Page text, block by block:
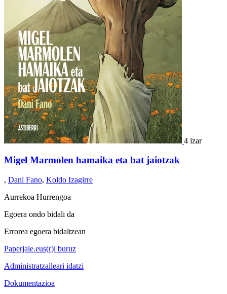
4 izar
Migel Marmolen hamaika eta bat jaiotzak
, Dani Fano, Koldo Izagirre
Aurrekoa Hurrengoa
Egoera ondo bidali da
Errorea egoera bidaltzean
Paperjale.eus(r)i buruz
Administratzaileari idatzi
Dokumentazioa